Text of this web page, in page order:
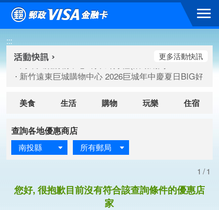
跳到主要內容區塊
:::
高雄大樂購物中心 刷卡郵好禮(活動期間：115/08/07-
臺北三創生活 有點東西第2波 刷卡郵好禮(活動期間：
高雄大樂購物中心 刷卡郵好禮(活動期間：115/08/07-
新竹遠東巨城購物中心 2026巨城年中慶夏日BIG好刷(
更多活動快訊
美食 生活 購物 玩樂 住宿
查詢各地優惠商店
南投縣 所有郵局
1/1
您好, 很抱歉目前沒有符合該查詢條件的優惠店
家